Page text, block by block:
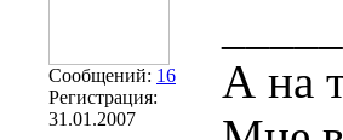
Сообщений: 16
Регистрация:
31.01.2007
А на